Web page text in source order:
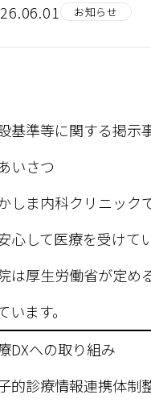
お知らせ
基準等に関する掲示
いさつ
しま内科クリニック
心して医療を受けて
は厚生労働省が定め
います。
DXへの取り組み
的診療情報連携体制